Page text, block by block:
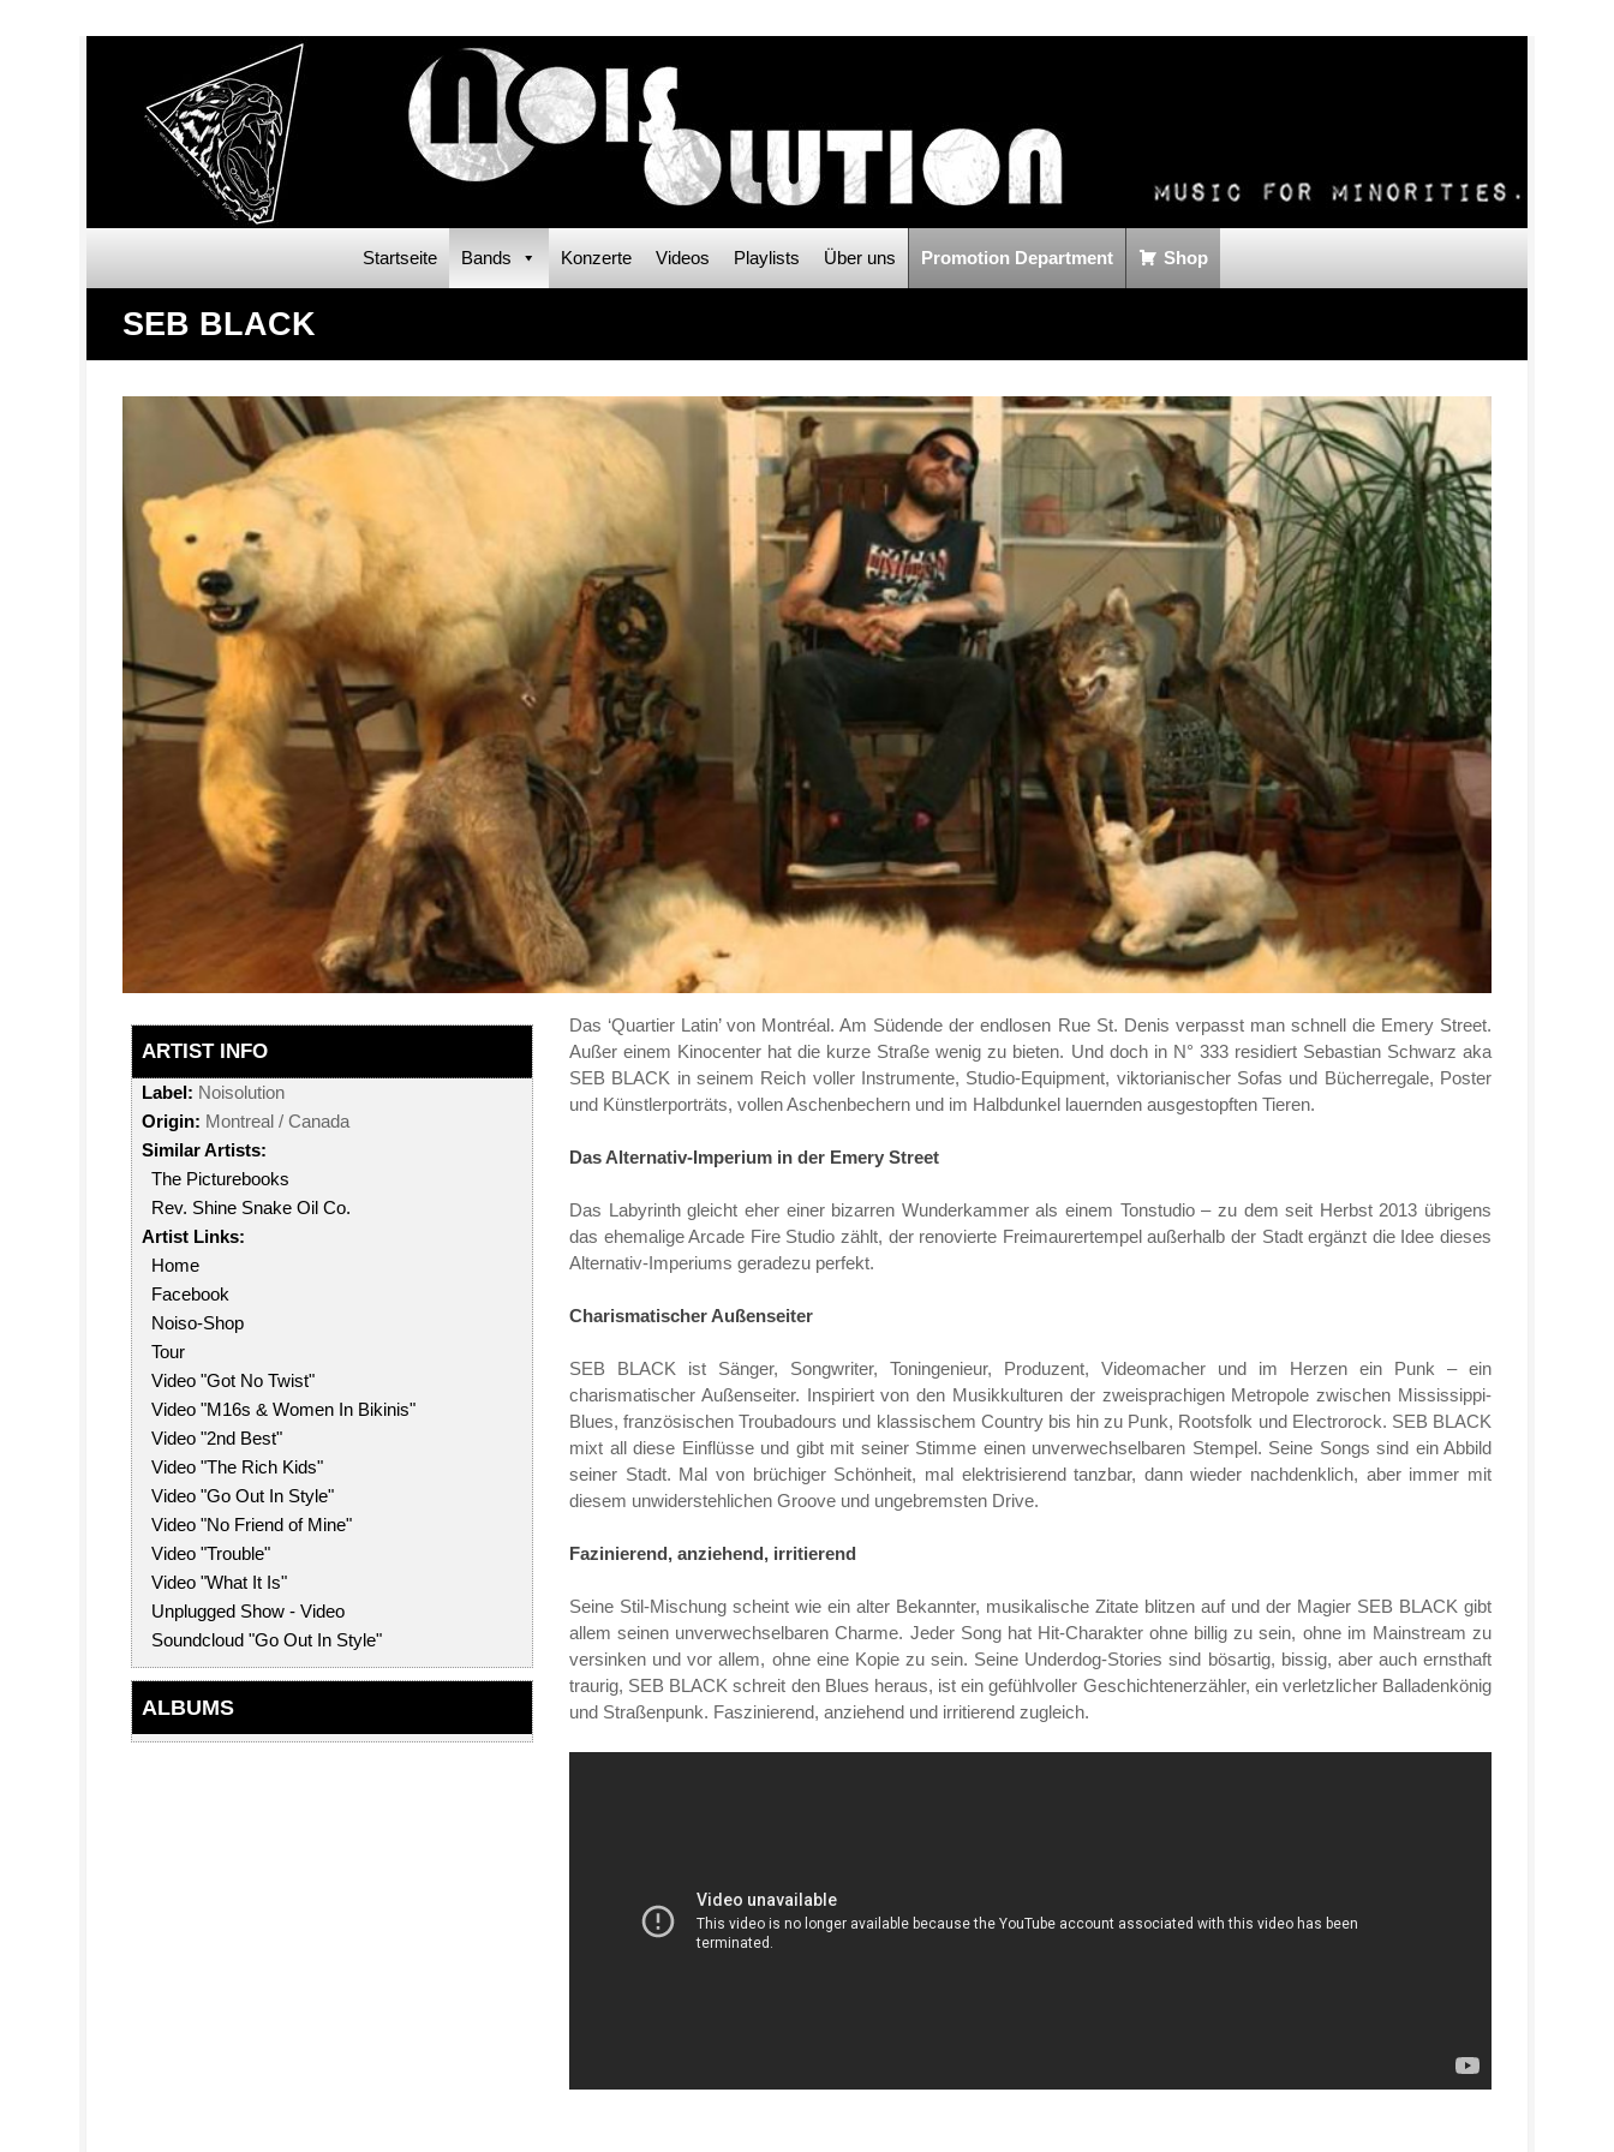
Startseite Bands Konzerte Videos Playlists Über uns Promotion Department Shop
SEB BLACK
ARTIST INFO
Label: Noisolution
Origin: Montreal / Canada
Similar Artists:
The Picturebooks
Rev. Shine Snake Oil Co.
Artist Links:
Home
Facebook
Noiso-Shop
Tour
Video "Got No Twist"
Video "M16s & Women In Bikinis"
Video "2nd Best"
Video "The Rich Kids"
Video "Go Out In Style"
Video "No Friend of Mine"
Video "Trouble"
Video "What It Is"
Unplugged Show - Video
Soundcloud "Go Out In Style"
ALBUMS
Das ‘Quartier Latin’ von Montréal. Am Südende der endlosen Rue St. Denis verpasst man schnell die Emery Street.
Außer einem Kinocenter hat die kurze Straße wenig zu bieten. Und doch in N° 333 residiert Sebastian Schwarz aka
SEB BLACK in seinem Reich voller Instrumente, Studio-Equipment, viktorianischer Sofas und Bücherregale, Poster
und Künstlerporträts, vollen Aschenbechern und im Halbdunkel lauernden ausgestopften Tieren.
Das Alternativ-Imperium in der Emery Street
Das Labyrinth gleicht eher einer bizarren Wunderkammer als einem Tonstudio – zu dem seit Herbst 2013 übrigens
das ehemalige Arcade Fire Studio zählt, der renovierte Freimaurertempel außerhalb der Stadt ergänzt die Idee dieses
Alternativ-Imperiums geradezu perfekt.
Charismatischer Außenseiter
SEB BLACK ist Sänger, Songwriter, Toningenieur, Produzent, Videomacher und im Herzen ein Punk – ein
charismatischer Außenseiter. Inspiriert von den Musikkulturen der zweisprachigen Metropole zwischen Mississippi-
Blues, französischen Troubadours und klassischem Country bis hin zu Punk, Rootsfolk und Electrorock. SEB BLACK
mixt all diese Einflüsse und gibt mit seiner Stimme einen unverwechselbaren Stempel. Seine Songs sind ein Abbild
seiner Stadt. Mal von brüchiger Schönheit, mal elektrisierend tanzbar, dann wieder nachdenklich, aber immer mit
diesem unwiderstehlichen Groove und ungebremsten Drive.
Fazinierend, anziehend, irritierend
Seine Stil-Mischung scheint wie ein alter Bekannter, musikalische Zitate blitzen auf und der Magier SEB BLACK gibt
allem seinen unverwechselbaren Charme. Jeder Song hat Hit-Charakter ohne billig zu sein, ohne im Mainstream zu
versinken und vor allem, ohne eine Kopie zu sein. Seine Underdog-Stories sind bösartig, bissig, aber auch ernsthaft
traurig, SEB BLACK schreit den Blues heraus, ist ein gefühlvoller Geschichtenerzähler, ein verletzlicher Balladenkönig
und Straßenpunk. Faszinierend, anziehend und irritierend zugleich.